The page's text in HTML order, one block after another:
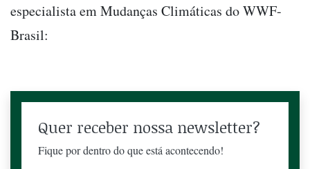
especialista em Mudanças Climáticas do WWF-
Brasil:
Quer receber nossa newsletter?
Fique por dentro do que está acontecendo!